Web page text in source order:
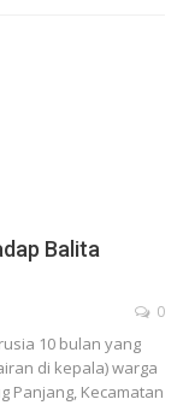
Balita
0
10 bulan yang
di kepala) warga
Panjang, Kecamatan